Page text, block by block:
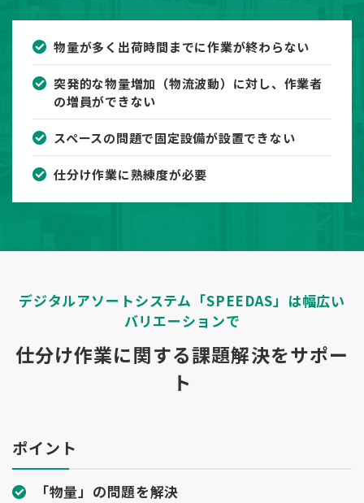
物量が多く出荷時間までに作業が終わらない
突発的な物量増加（物流波動）に対し、作業者
の増員ができない
スペースの問題で固定設備が設置できない
仕分け作業に熟練度が必要
デジタルアソートシステム「SPEEDAS」は幅広い
バリエーションで
仕分け作業に関する課題解決をサポー
ト
ポイント
「物量」の問題を解決